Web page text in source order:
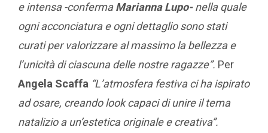
e intensa -confermaMarianna Lupo-nella quale
ogni acconciatura e ogni dettaglio sono stati
curati per valorizzare al massimo la bellezza e
l’unicità di ciascuna delle nostre ragazze”. Per
Angela Scaffa “L’atmosfera festiva ci ha ispirato
ad osare, creando look capaci di unire il tema
natalizio a un’estetica originale e creativa”.